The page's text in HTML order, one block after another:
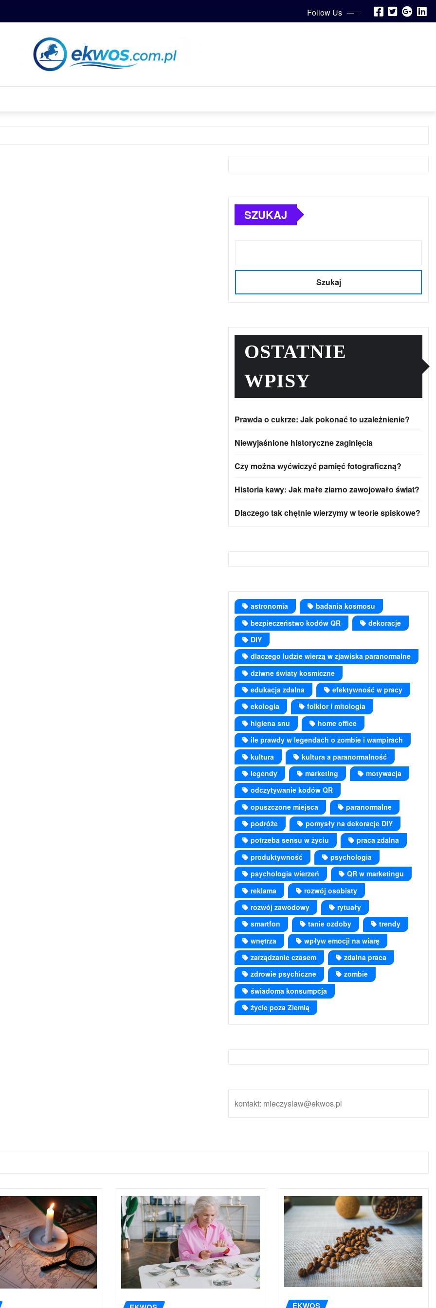
Follow Us
SZUKAJ
Szukaj
OSTATNIE
WPISY
Prawda o cukrze: Jak pokonać to uzależnienie?
Niewyjaśnione historyczne zaginięcia
Czy można wyćwiczyć pamięć fotograficzną?
Historia kawy: Jak małe ziarno zawojowało świat?
Dlaczego tak chętnie wierzymy w teorie spiskowe?
astronomia
badania kosmosu
bezpieczeństwo kodów QR
dekoracje
DIY
dlaczego ludzie wierzą w zjawiska paranormalne
dziwne światy kosmiczne
edukacja zdalna
efektywność w pracy
ekologia
folklor i mitologia
higiena snu
home office
ile prawdy w legendach o zombie i wampirach
kultura
kultura a paranormalność
legendy
marketing
motywacja
odczytywanie kodów QR
opuszczone miejsca
paranormalne
podróże
pomysły na dekoracje DIY
potrzeba sensu w życiu
praca zdalna
produktywność
psychologia
psychologia wierzeń
QR w marketingu
reklama
rozwój osobisty
rozwój zawodowy
rytuały
smartfon
tanie ozdoby
trendy
wnętrza
wpływ emocji na wiarę
zarządzanie czasem
zdalna praca
zdrowie psychiczne
zombie
świadoma konsumpcja
życie poza Ziemią
kontakt: mieczyslaw@ekwos.pl
EKWOS